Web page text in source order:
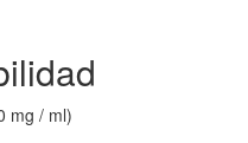
mg / ml)